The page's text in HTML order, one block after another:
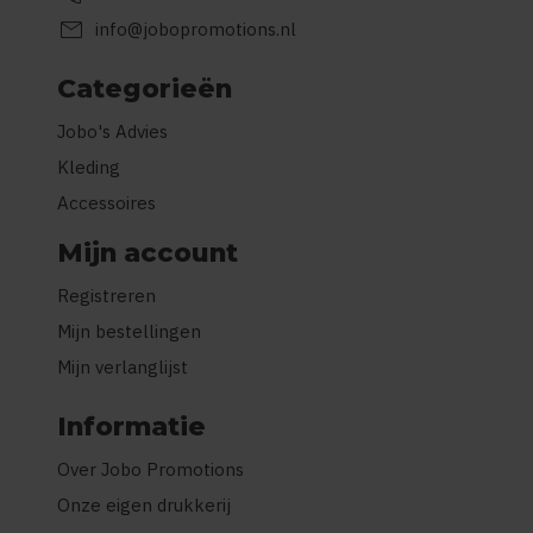
mail info@jobopromotions.nl
Categorieën
Jobo's Advies
Kleding
Accessoires
Mijn account
Registreren
Mijn bestellingen
Mijn verlanglijst
Informatie
Over Jobo Promotions
Onze eigen drukkerij